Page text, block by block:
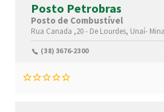
Posto Petrobras
Posto de Combustível
Rua Canada ,20 - De Lourdes, Unaí-
(38) 3676-2300